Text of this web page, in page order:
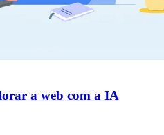
a web com a IA